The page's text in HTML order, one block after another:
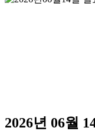
2026년 06월